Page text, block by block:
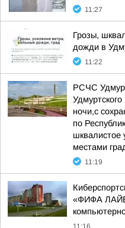
11:27
Грозы,
дожди в
11:22
РСЧС
ночи,с
по
шквалистое
местами
11:19
«ФИФА
11:16